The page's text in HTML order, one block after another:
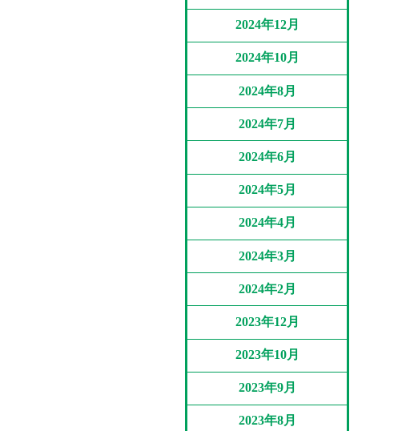
2024年12月
2024年10月
2024年8月
2024年7月
2024年6月
2024年5月
2024年4月
2024年3月
2024年2月
2023年12月
2023年10月
2023年9月
2023年8月